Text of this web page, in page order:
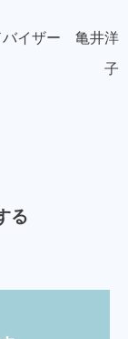
バイザー 亀井洋
子
る